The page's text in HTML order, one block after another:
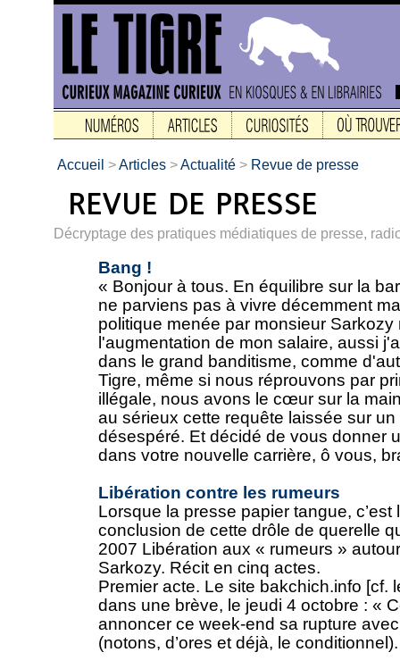
Accueil >Articles >Actualité > Revue de presse
Décryptage des pratiques médiatiques de presse,
Bang !
« Bonjour à tous. En équilibre sur la
ne parviens pas à vivre décemment
politique menée par monsieur
l'augmentation de mon salaire, aussi
dans le grand banditisme, comme
Tigre, même si nous réprouvons par
illégale, nous avons le cœur sur la
au sérieux cette requête laissée sur
désespéré. Et décidé de vous donner
dans votre nouvelle carrière, ô vous,
Libération contre les rumeurs
Lorsque la presse papier tangue,
conclusion de cette drôle de querelle
2007 Libération aux « rumeurs »
Sarkozy. Récit en cinq actes.
Premier acte. Le site bakchich.info [cf.
dans une brève, le jeudi 4 octobre : «
annoncer ce week-end sa rupture
(notons, d’ores et déjà, le